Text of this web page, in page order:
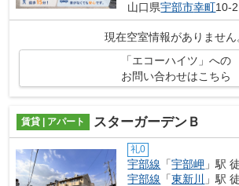
山口県宇部市幸町10-2
現在空室情報がありません
「エコーハイツ」への
お問い合わせはこちら
賃貸 | アパート スターガーデンＢ
礼0
宇部線 「宇部岬 」駅
宇部線 「東新川
」駅